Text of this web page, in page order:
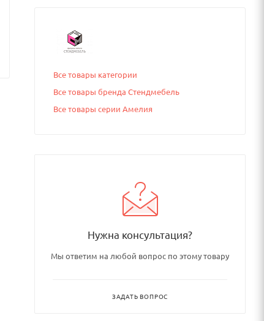
Все товары категории
Все товары бренда Стендмебель
Все товары серии Амелия
Нужна консультация?
Мы ответим на любой вопрос по этому товару
ЗАДАТЬ ВОПРОС